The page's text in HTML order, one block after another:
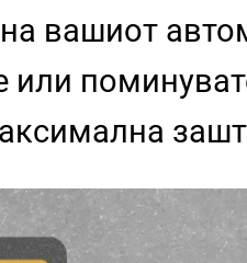
вашиот
или